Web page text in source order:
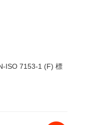
ISO 7153-1 (F) 標